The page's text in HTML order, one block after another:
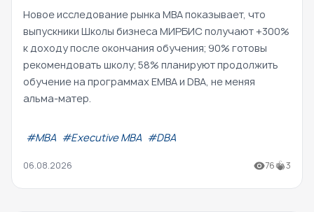
Новое исследование рынка MBA показывает, что
выпускники Школы бизнеса МИРБИС получают +300%
к доходу после окончания обучения; 90% готовы
рекомендовать школу; 58% планируют продолжить
обучение на программах EMBA и DBA, не меняя
альма-матер.
#МВА #Executive MBA #DBA
06.08.2026 76 3